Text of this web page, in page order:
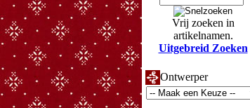
Vrij zoeken in
artikelnamen.
Uitgebreid Zoeken
Ontwerper